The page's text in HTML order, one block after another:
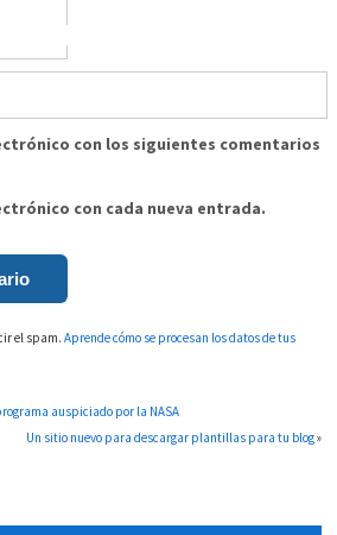
con los siguientes comentarios
con cada nueva entrada.
el spam.Aprende cómo se procesan los datos de tus
auspiciado por la NASA
Un sitio nuevo para descargar plantillas para tu blog»